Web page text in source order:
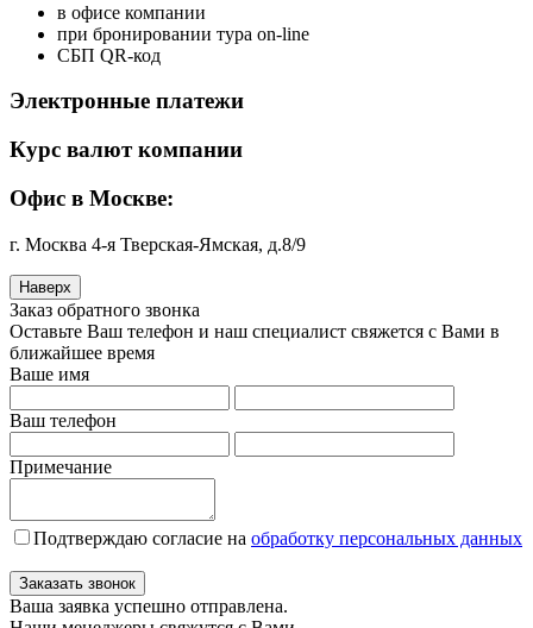
в офисе компании
при бронировании тура on-line
СБП QR-код
Электронные платежи
Курс валют компании
Офис в Москве:
г. Москва 4-я Тверская-Ямская, д.8/9
Наверх
Заказ обратного звонка
Оставьте Ваш телефон и наш специалист свяжется с Вами в
ближайшее время
Ваше имя
Ваш телефон
Примечание
Подтверждаю согласие на обработку персональных данных
Заказать звонок
Ваша заявка успешно отправлена.